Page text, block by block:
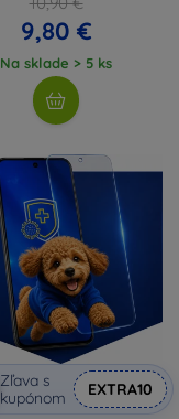
9,80 €
Na sklade > 5 ks
Zľava s
kupónom
EXTRA10